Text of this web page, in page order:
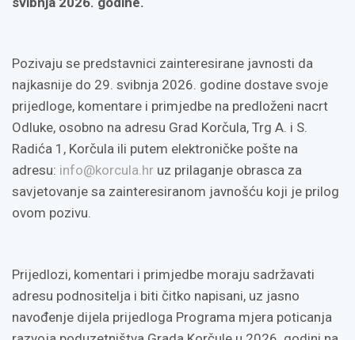
Pozivaju se predstavnici zainteresirane javnosti da
najkasnije do 29. svibnja 2026. godine dostave svoje
prijedloge, komentare i primjedbe na predloženi nacrt
Odluke, osobno na adresu Grad Korčula, Trg A. i S.
Radića 1, Korčula ili putem elektroničke pošte na
adresu: info@korcula.hr uz prilaganje obrasca za
savjetovanje sa zainteresiranom javnošću koji je prilog
ovom pozivu.
Prijedlozi, komentari i primjedbe moraju sadržavati
adresu podnositelja i biti čitko napisani, uz jasno
navođenje dijela prijedloga Programa mjera poticanja